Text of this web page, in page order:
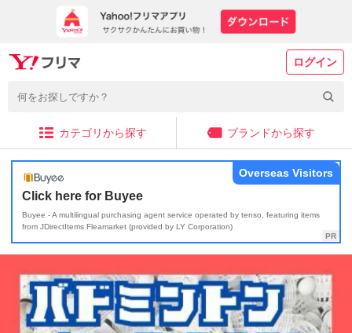
ログイン
カテゴリから探す ブランドから探す
Click here for Buyee
Buyee - A multilingual purchasing agent service operated by tenso, featuring items
from JDirectItems Fleamarket (provided by LY Corporation)
Overseas Visitors